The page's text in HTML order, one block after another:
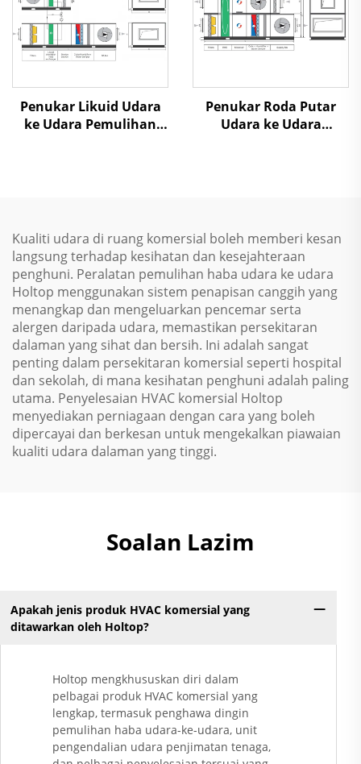
Penukar Likuid Udara
ke Udara Pemulihan
Penukar Roda Putar
Udara ke Udara
Kualiti udara di ruang komersial boleh memberi kesan
langsung terhadap kesihatan dan kesejahteraan
penghuni. Peralatan pemulihan haba udara ke udara
Holtop menggunakan sistem penapisan canggih yang
menangkap dan mengeluarkan pencemar serta
alergen daripada udara, memastikan persekitaran
dalaman yang sihat dan bersih. Ini adalah sangat
penting dalam persekitaran komersial seperti hospital
dan sekolah, di mana kesihatan penghuni adalah paling
utama. Penyelesaian HVAC komersial Holtop
menyediakan perniagaan dengan cara yang boleh
dipercayai dan berkesan untuk mengekalkan piawaian
kualiti udara dalaman yang tinggi.
Soalan Lazim
Apakah jenis produk HVAC komersial yang
ditawarkan oleh Holtop?
Holtop mengkhususkan diri dalam
pelbagai produk HVAC komersial yang
lengkap, termasuk penghawa dingin
pemulihan haba udara-ke-udara, unit
pengendalian udara penjimatan tenaga,